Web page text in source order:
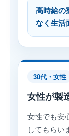
高時給の
なく生活
30代・女性
女性が製
女性でも安
してもらい